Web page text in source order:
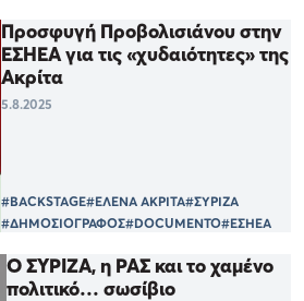
Προσφυγή Προβολισιάνου στην
ΕΣΗΕΑ για τις «χυδαιότητες» της
Ακρίτα
5.8.2025
#BACKSTAGE#ΕΛΕΝΑ ΑΚΡΙΤΑ#ΣΥΡΙΖΑ
#ΔΗΜΟΣΙΟΓΡΑΦΟΣ#DOCUMENTO#ΕΣΗΕΑ
Ο ΣΥΡΙΖΑ, η ΡΑΣ και το χαμένο
πολιτικό… σωσίβιο